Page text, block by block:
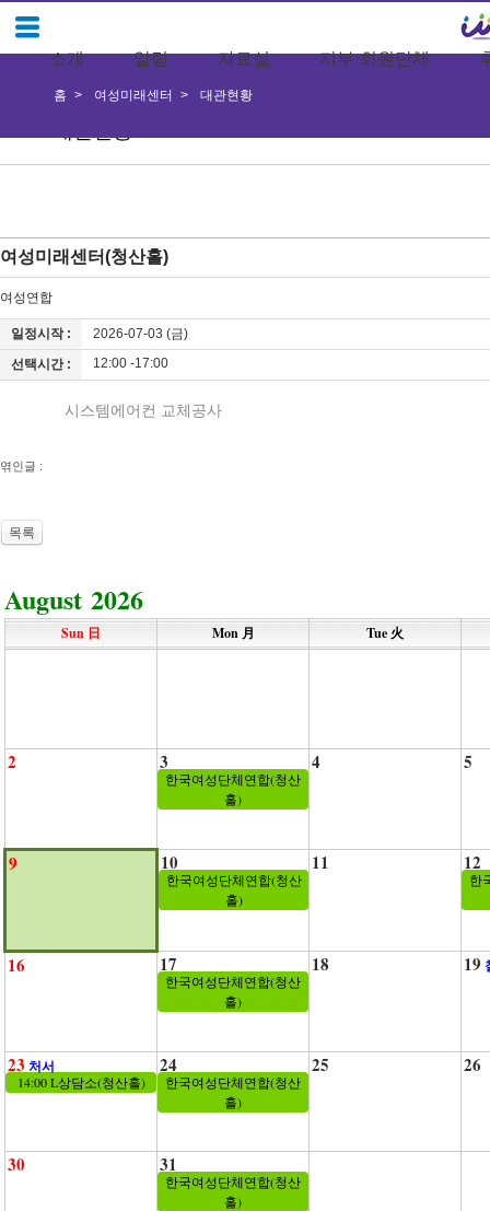
소개 알림 자료실 지부·회원단체
홈 여성미래센터 대관현황
여성미래센터(청산홀)
여성연합
일정시작 :
2026-07-03 (금)
선택시간 :
12:00 -17:00
시스템에어컨 교체공사
엮인글 :
목록
August 2026
Sun 日 Mon 月 Tue 火
2 3
한국여성단체연합(청산
홀)
4 5
9 10
한국여성단체연합(청산
홀)
11 12
한
16 17
한국여성단체연합(청산
홀)
18 19
23 처서
14:00 L상담소(청산홀)
24
한국여성단체연합(청산
홀)
25 26
30 31
한국여성단체연합(청산
홀)